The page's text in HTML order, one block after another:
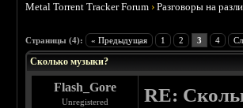
Metal Torrent Tracker Forum ›Разговоры на
Страницы (4): « Предыдущая 1 2 3 4
Сколько музыки?
Flash_Gore
Unregistered RE: